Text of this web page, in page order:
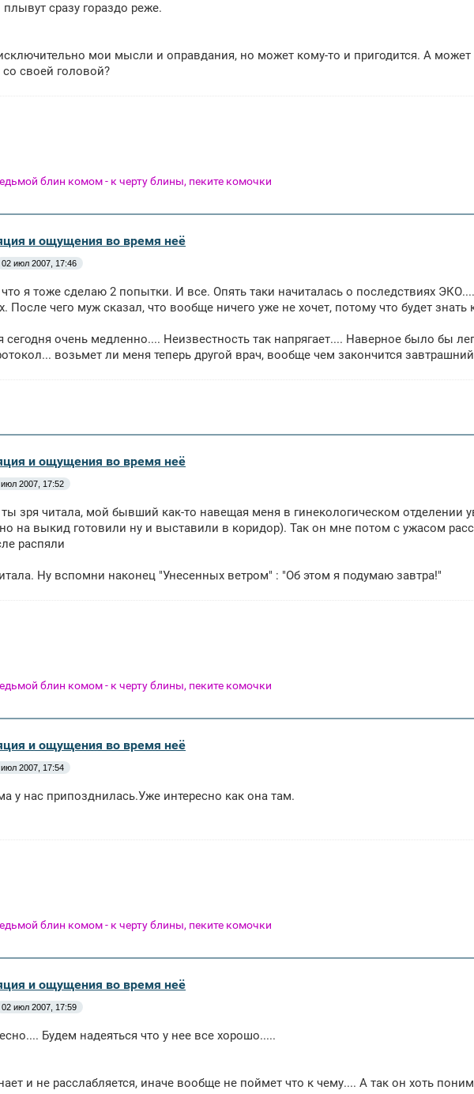
сразу гораздо реже.
мои мысли и оправдания, но может кому-то и пригодится. А может
со своей головой?
блин комом - к черту блины, пеките комочки
и ощущения во время неё
02 июл 2007, 17:46
я тоже сделаю 2 попытки. И все. Опять таки начиталась о последствиях
После чего муж сказал, что вообще ничего уже не хочет, потому что будет знать
сегодня очень медленно.... Неизвестность так напрягает.... Наверное было бы
возьмет ли меня теперь другой врач, вообще чем закончится
и ощущения во время неё
2007, 17:52
зря читала, мой бывший как-то навещая меня в гинекологическом отделении
на выкид готовили ну и выставили в коридор). Так он мне потом с ужасом
распяли
Ну вспомни наконец "Унесенных ветром" : "Об этом я подумаю завтра!"
блин комом - к черту блины, пеките комочки
и ощущения во время неё
2007, 17:54
у нас припозднилась.Уже интересно как она там.
блин комом - к черту блины, пеките комочки
и ощущения во время неё
02 июл 2007, 17:59
Будем надеяться что у нее все хорошо.....
и не расслабляется, иначе вообще не поймет что к чему.... А так он хоть